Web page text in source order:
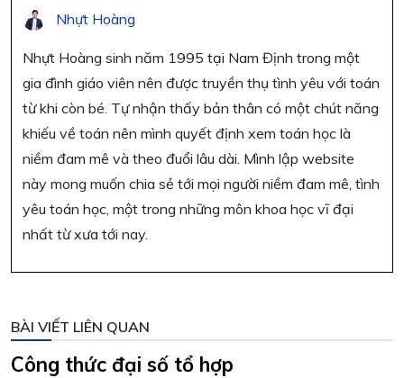
Nhựt Hoàng
Nhựt Hoàng sinh năm 1995 tại Nam Định trong một
gia đình giáo viên nên được truyền thụ tình yêu với toán
từ khi còn bé. Tự nhận thấy bản thân có một chút năng
khiếu về toán nên mình quyết định xem toán học là
niềm đam mê và theo đuổi lâu dài. Mình lập website
này mong muốn chia sẻ tới mọi người niềm đam mê, tình
yêu toán học, một trong những môn khoa học vĩ đại
nhất từ xưa tới nay.
BÀI VIẾT LIÊN QUAN
Công thức đại số tổ hợp